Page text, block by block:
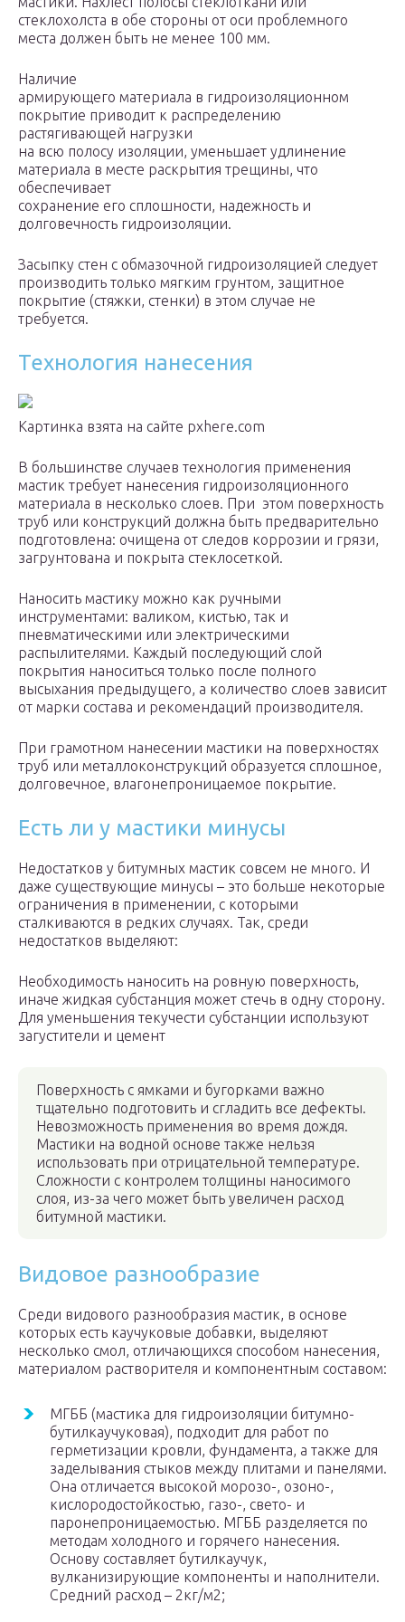
стеклохолста в обе стороны от оси проблемного
места должен быть не менее 100 мм.
Наличие
армирующего материала в гидроизоляционном
покрытие приводит к распределению
растягивающей нагрузки
на всю полосу изоляции, уменьшает удлинение
материала в месте раскрытия трещины, что
обеспечивает
сохранение его сплошности, надежность и
долговечность гидроизоляции.
Засыпку стен с обмазочной гидроизоляцией следует
производить только мягким грунтом, защитное
покрытие (стяжки, стенки) в этом случае не
требуется.
Технология нанесения
Картинка взята на сайте pxhere.com
В большинстве случаев технология применения
мастик требует нанесения гидроизоляционного
материала в несколько слоев. При этом поверхность
труб или конструкций должна быть предварительно
подготовлена: очищена от следов коррозии и грязи,
загрунтована и покрыта стеклосеткой.
Наносить мастику можно как ручными
инструментами: валиком, кистью, так и
пневматическими или электрическими
распылителями. Каждый последующий слой
покрытия наноситься только после полного
высыхания предыдущего, а количество слоев зависит
от марки состава и рекомендаций производителя.
При грамотном нанесении мастики на поверхностях
труб или металлоконструкций образуется сплошное,
долговечное, влагонепроницаемое покрытие.
Есть ли у мастики минусы
Недостатков у битумных мастик совсем не много. И
даже существующие минусы – это больше некоторые
ограничения в применении, с которыми
сталкиваются в редких случаях. Так, среди
недостатков выделяют:
Необходимость наносить на ровную поверхность,
иначе жидкая субстанция может стечь в одну сторону.
Для уменьшения текучести субстанции используют
загустители и цемент
Поверхность с ямками и бугорками важно
тщательно подготовить и сгладить все дефекты.
Невозможность применения во время дождя.
Мастики на водной основе также нельзя
использовать при отрицательной температуре.
Сложности с контролем толщины наносимого
слоя, из-за чего может быть увеличен расход
битумной мастики.
Видовое разнообразие
Среди видового разнообразия мастик, в основе
которых есть каучуковые добавки, выделяют
несколько смол, отличающихся способом нанесения,
материалом растворителя и компонентным составом:
МГББ (мастика для гидроизоляции битумно-
бутилкаучуковая), подходит для работ по
герметизации кровли, фундамента, а также для
заделывания стыков между плитами и панелями.
Она отличается высокой морозо-, озоно-,
кислородостойкостью, газо-, свето- и
паронепроницаемостью. МГББ разделяется по
методам холодного и горячего нанесения.
Основу составляет бутилкаучук,
вулканизирующие компоненты и наполнители.
Средний расход – 2кг/м2;